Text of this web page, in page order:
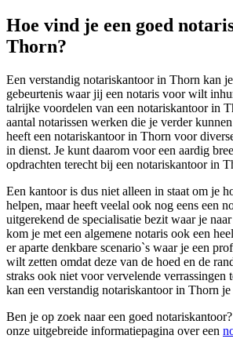
Hoe vind je een goed
Thorn?
Een verstandig notariskantoor in Thorn kan
gebeurtenis waar jij een notaris voor wilt
talrijke voordelen van een notariskantoor in
aantal notarissen werken die je verder
heeft een notariskantoor in Thorn voor
in dienst. Je kunt daarom voor een aardig
opdrachten terecht bij een notariskantoor in
Een kantoor is dus niet alleen in staat om je
helpen, maar heeft veelal ook nog eens een
uitgerekend de specialisatie bezit waar je
kom je met een algemene notaris ook een
er aparte denkbare scenario`s waar je een
wilt zetten omdat deze van de hoed en de
straks ook niet voor vervelende verrassingen
kan een verstandig notariskantoor in Thorn
Ben je op zoek naar een goed
onze uitgebreide informatiepagina over een